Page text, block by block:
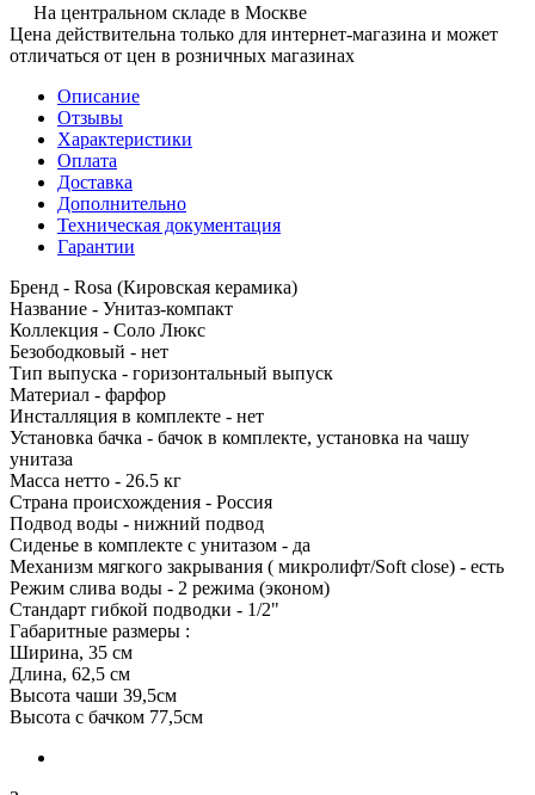
На центральном складе в Москве
Цена действительна только для интернет-магазина и может
отличаться от цен в розничных магазинах
Описание
Отзывы
Характеристики
Оплата
Доставка
Дополнительно
Техническая документация
Гарантии
Бренд - Rosa (Кировская керамика)
Название - Унитаз-компакт
Коллекция - Соло Люкс
Безободковый - нет
Тип выпуска - горизонтальный выпуск
Материал - фарфор
Инсталляция в комплекте - нет
Установка бачка - бачок в комплекте, установка на чашу
унитаза
Масса нетто - 26.5 кг
Страна происхождения - Россия
Подвод воды - нижний подвод
Сиденье в комплекте с унитазом - да
Механизм мягкого закрывания ( микролифт/Soft close) - есть
Режим слива воды - 2 режима (эконом)
Стандарт гибкой подводки - 1/2"
Габаритные размеры :
Ширина, 35 см
Длина, 62,5 см
Высота чаши 39,5см
Высота с бачком 77,5см